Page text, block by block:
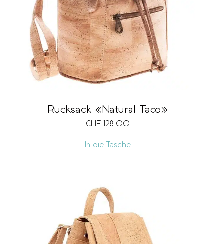
Rucksack «Natural Taco»
CHF 128.00
In die Tasche